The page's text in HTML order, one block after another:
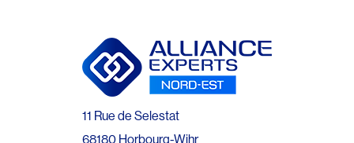
11 Rue de Selestat
68180 Horbourg-Wihr